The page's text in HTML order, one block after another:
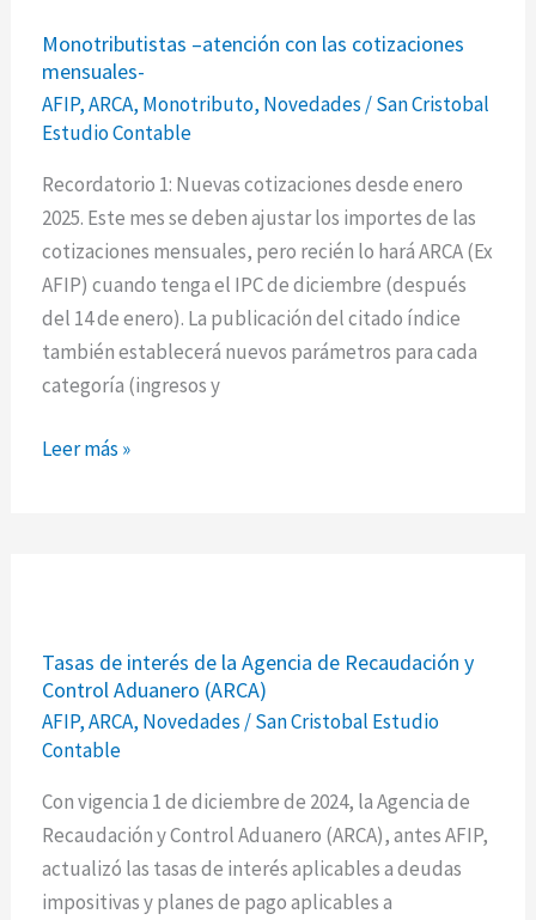
Monotributistas –atención con las cotizaciones
mensuales-
AFIP,ARCA, Monotributo, Novedades /San Cristobal
Estudio Contable
Recordatorio 1: Nuevas cotizaciones desde enero
2025. Este mes se deben ajustar los importes de las
cotizaciones mensuales, pero recién lo hará ARCA (Ex
AFIP) cuando tenga el IPC de diciembre (después
del 14 de enero). La publicación del citado índice
también establecerá nuevos parámetros para cada
categoría (ingresos y
–
atención
con
cotizaciones
mensuales-
Leer más »
Tasas de interés de la Agencia de Recaudación y
Control Aduanero (ARCA)
AFIP,ARCA, Novedades /San Cristobal Estudio
Contable
Con vigencia 1 de diciembre de 2024, la Agencia de
Recaudación y Control Aduanero (ARCA), antes AFIP,
actualizó las tasas de interés aplicables a deudas
impositivas y planes de pago aplicables a
de
interés
de
Agencia
de
Recaudación
y